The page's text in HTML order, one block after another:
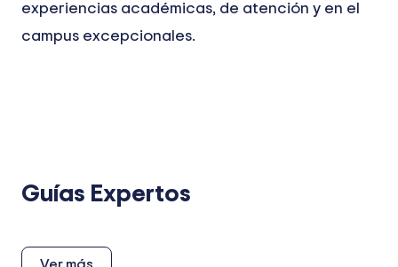
experiencias académicas, de atención y en el
campus excepcionales.
Guías Expertos